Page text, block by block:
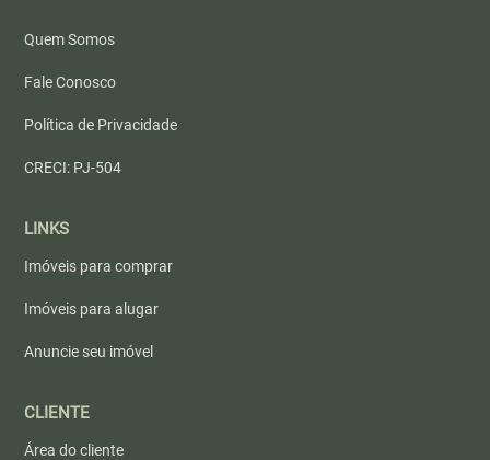
Quem Somos
Fale Conosco
Política de Privacidade
CRECI: PJ-504
LINKS
Imóveis para comprar
Imóveis para alugar
Anuncie seu imóvel
CLIENTE
Área do cliente